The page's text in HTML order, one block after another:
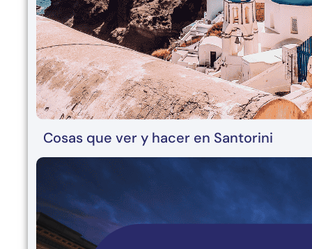
Cosas que ver y hacer en Santorini